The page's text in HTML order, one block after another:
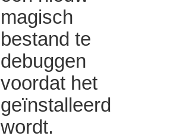
magisch
bestand te
debuggen
voordat het
geïnstalleerd
wordt.